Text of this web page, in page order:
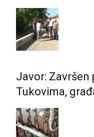
Javor: Završen
Tukovima,